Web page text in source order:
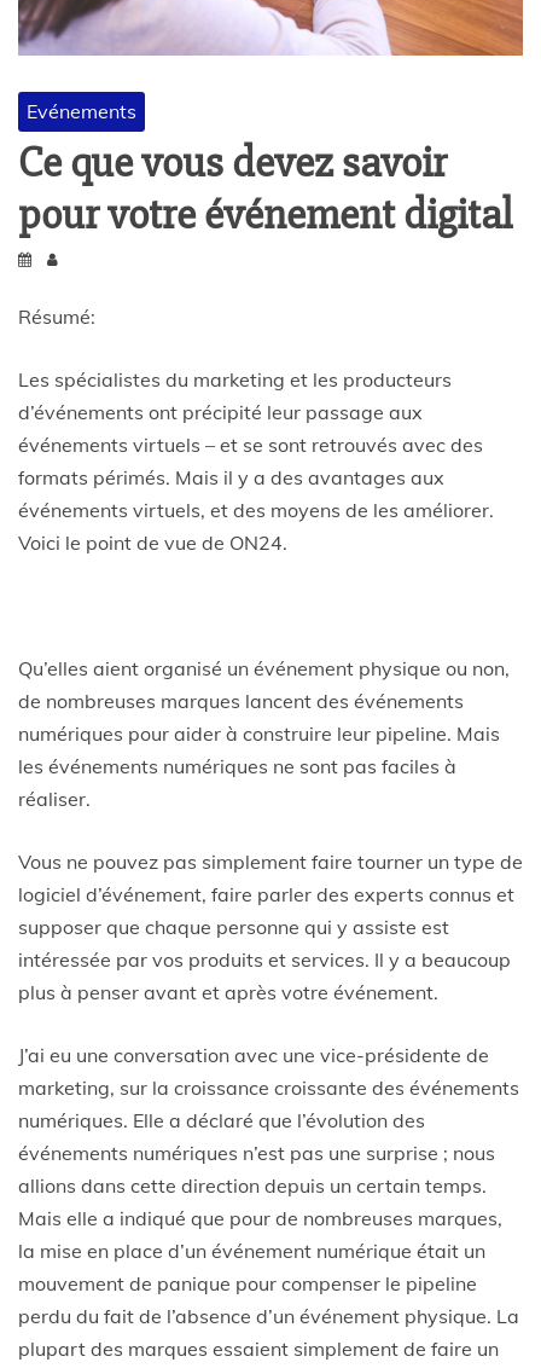
Evénements
Ce que vous devez savoir
pour votre événement digital
Résumé:
Les spécialistes du marketing et les producteurs
d’événements ont précipité leur passage aux
événements virtuels – et se sont retrouvés avec des
formats périmés. Mais il y a des avantages aux
événements virtuels, et des moyens de les améliorer.
Voici le point de vue de ON24.
Qu’elles aient organisé un événement physique ou non,
de nombreuses marques lancent des événements
numériques pour aider à construire leur pipeline. Mais
les événements numériques ne sont pas faciles à
réaliser.
Vous ne pouvez pas simplement faire tourner un type de
logiciel d’événement, faire parler des experts connus et
supposer que chaque personne qui y assiste est
intéressée par vos produits et services. Il y a beaucoup
plus à penser avant et après votre événement.
J’ai eu une conversation avec une vice-présidente de
marketing, sur la croissance croissante des événements
numériques. Elle a déclaré que l’évolution des
événements numériques n’est pas une surprise ; nous
allions dans cette direction depuis un certain temps.
Mais elle a indiqué que pour de nombreuses marques,
la mise en place d’un événement numérique était un
mouvement de panique pour compenser le pipeline
perdu du fait de l’absence d’un événement physique. La
plupart des marques essaient simplement de faire un